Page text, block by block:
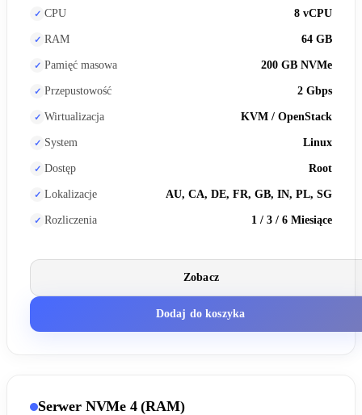
CPU 8 vCPU
RAM 64 GB
Pamięć masowa 200 GB NVMe
Przepustowość 2 Gbps
Wirtualizacja KVM / OpenStack
System Linux
Dostęp Root
Lokalizacje AU, CA, DE, FR, GB, IN, PL, SG
Rozliczenia 1 / 3 / 6 Miesiące
Zobacz
Dodaj do koszyka
Serwer NVMe 4 (RAM)